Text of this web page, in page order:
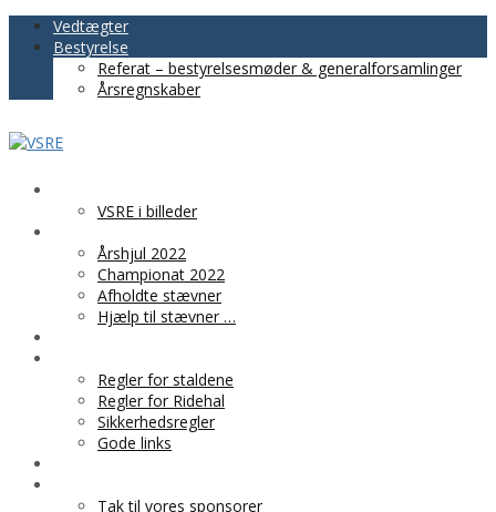
Vedtægter
Bestyrelse
Referat – bestyrelsesmøder & generalforsamlinger
Årsregnskaber
VSRE i billeder
Årshjul 2022
Championat 2022
Afholdte stævner
Hjælp til stævner …
Regler for staldene
Regler for Ridehal
Sikkerhedsregler
Gode links
Tak til vores sponsorer